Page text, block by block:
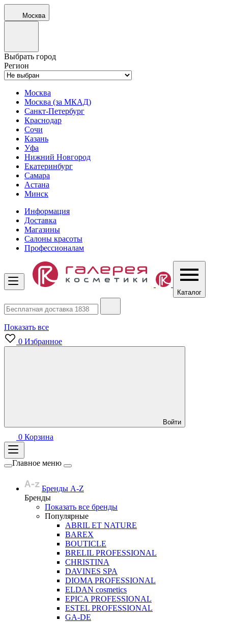
Москва
Выбрать город
Регион
Москва
Москва (за МКАД)
Санкт-Петербург
Краснодар
Сочи
Казань
Уфа
Нижний Новгород
Екатеринбург
Самара
Астана
Минск
Информация
Доставка
Магазины
Салоны красоты
Профессионалам
Каталог
Показать все
0 Избранное
Войти
0 Корзина
Главное меню
Бренды A-Z
Бренды
Показать все бренды
Популярные
ABRIL ET NATURE
BAREX
BOUTICLE
BRELIL PROFESSIONAL
CHRISTINA
DAVINES SPA
DIOMA PROFESSIONAL
ELDAN cosmetics
EPICA PROFESSIONAL
ESTEL PROFESSIONAL
GA-DE